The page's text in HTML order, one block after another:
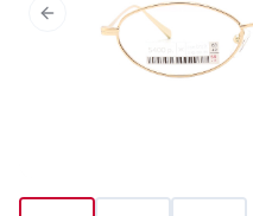
Previous slide